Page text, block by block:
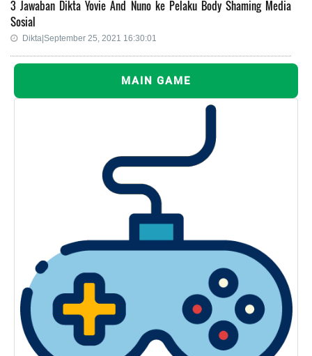
3 Jawaban Dikta Yovie And Nuno ke Pelaku Body Shaming Media
Sosial
Dikta|September 25, 2021 16:30:01
MAIN GAME